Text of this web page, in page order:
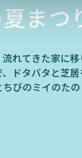
ま
れてきた家に
、ドタバタと
びのミイのたの